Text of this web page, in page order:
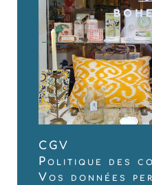
CGV
Politique des
Vos données